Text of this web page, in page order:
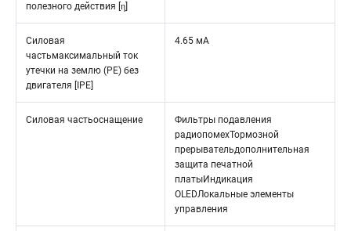
полезного действия [η]
Силовая
частьмаксимальный ток
утечки на землю (PE) без
двигателя [IPE]
4.65 мА
Силовая частьоснащение
Фильтры подавления
радиопомехТормозной
прерывательдополнительная
защита печатной
платыИндикация
OLEDЛокальные элементы
управления